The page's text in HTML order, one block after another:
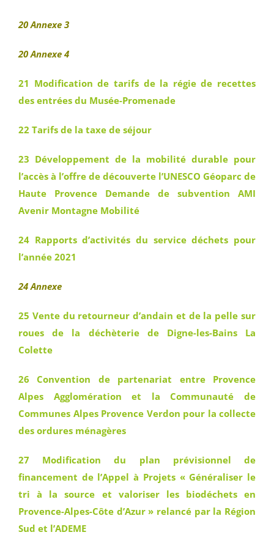
20 Annexe 3
20 Annexe 4
21 Modification de tarifs de la régie de recettes
des entrées du Musée-Promenade
22 Tarifs de la taxe de séjour
23 Développement de la mobilité durable pour
l’accès à l’offre de découverte l’UNESCO Géoparc de
Haute Provence Demande de subvention AMI
Avenir Montagne Mobilité
24 Rapports d’activités du service déchets pour
l’année 2021
24 Annexe
25 Vente du retourneur d’andain et de la pelle sur
roues de la déchèterie de Digne-les-Bains La
Colette
26 Convention de partenariat entre Provence
Alpes Agglomération et la Communauté de
Communes Alpes Provence Verdon pour la collecte
des ordures ménagères
27 Modification du plan prévisionnel de
financement de l’Appel à Projets « Généraliser le
tri à la source et valoriser les biodéchets en
Provence-Alpes-Côte d’Azur » relancé par la Région
Sud et l’ADEME